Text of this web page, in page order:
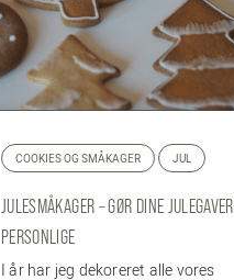
COOKIES OG SMÅKAGER JUL
JULESMÅKAGER – GØR DINE JULEGAVER
PERSONLIGE
I år har jeg dekoreret alle vores